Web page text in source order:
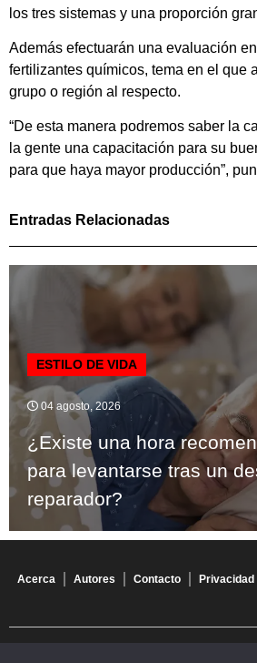
los tres sistemas y una proporción
Además efectuarán una evaluación
fertilizantes químicos, tema en el que
grupo o región al respecto.
“De esta manera podremos saber la
la gente una capacitación para su
para que haya mayor producción”,
Entradas Relacionadas
ESTILO DE VIDA
04 agosto, 2026
¿Existe una hora
para levantarse tras un
reparador?
Acerca Autores Contacto Privacidad